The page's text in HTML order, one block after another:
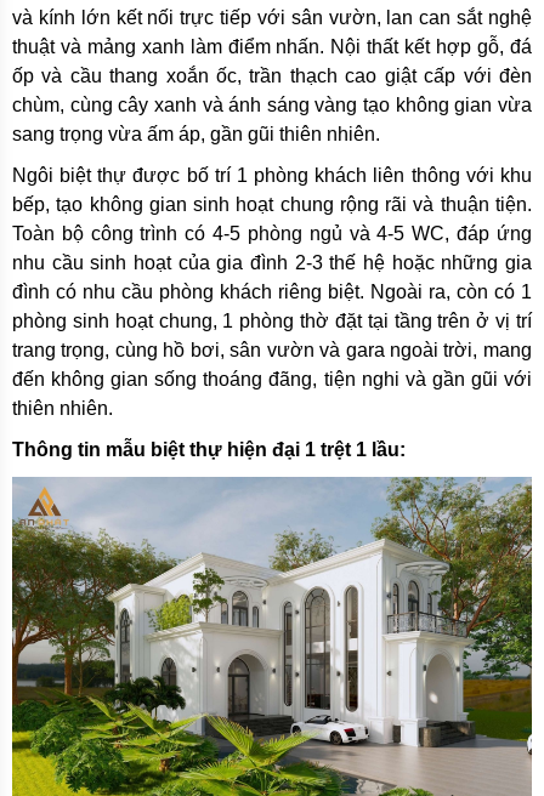
và kính lớn kết nối trực tiếp với sân vườn, lan can sắt nghệ
thuật và mảng xanh làm điểm nhấn. Nội thất kết hợp gỗ, đá
ốp và cầu thang xoắn ốc, trần thạch cao giật cấp với đèn
chùm, cùng cây xanh và ánh sáng vàng tạo không gian vừa
sang trọng vừa ấm áp, gần gũi thiên nhiên.
Ngôi biệt thự được bố trí 1 phòng khách liên thông với khu
bếp, tạo không gian sinh hoạt chung rộng rãi và thuận tiện.
Toàn bộ công trình có 4-5 phòng ngủ và 4-5 WC, đáp ứng
nhu cầu sinh hoạt của gia đình 2-3 thế hệ hoặc những gia
đình có nhu cầu phòng khách riêng biệt. Ngoài ra, còn có 1
phòng sinh hoạt chung, 1 phòng thờ đặt tại tầng trên ở vị trí
trang trọng, cùng hồ bơi, sân vườn và gara ngoài trời, mang
đến không gian sống thoáng đãng, tiện nghi và gần gũi với
thiên nhiên.
Thông tin mẫu biệt thự hiện đại 1 trệt 1 lầu: